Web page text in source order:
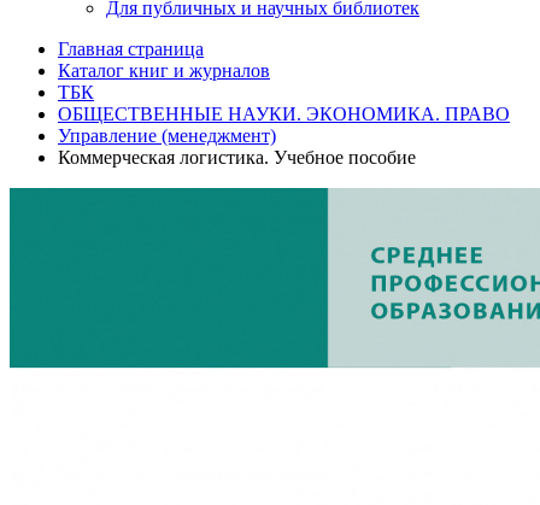
Для публичных и научных библиотек
Главная страница
Каталог книг и журналов
ТБК
ОБЩЕСТВЕННЫЕ НАУКИ. ЭКОНОМИКА. ПРАВО
Управление (менеджмент)
Коммерческая логистика. Учебное пособие